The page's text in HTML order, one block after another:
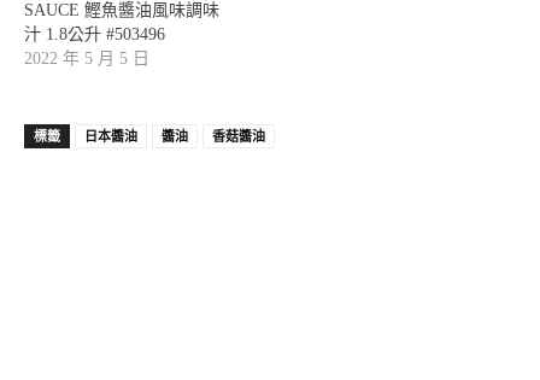
SAUCE 鰹魚醬油風味調味
汁 1.8公升 #503496
2022 年 5 月 5 日
標籤 日本醬油 醬油 香菇醬油